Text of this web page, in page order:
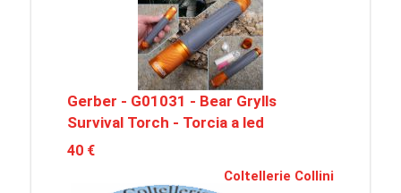
Gerber - G01031 - Bear Grylls
Survival Torch - Torcia a led
40 €
Coltellerie Collini